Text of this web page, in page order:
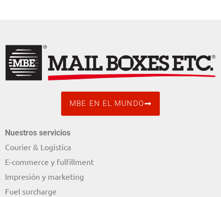
MBE EN EL MUNDO
Nuestros servicios
Courier & Logística
E-commerce y fulfillment
Impresión y marketing
Fuel surcharge